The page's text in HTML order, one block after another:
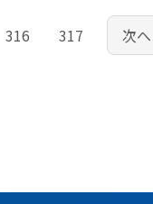
。宮瀬も例外ではなかっ
ーの風に乗ってグリーン
316 317 次へ